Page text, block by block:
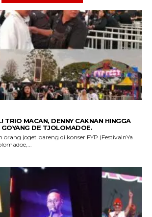
TRIO MACAN, DENNY CAKNAN HINGGA
DE TJOLOMADOE.
orang joget bareng di konser FYP (FestivalnYa